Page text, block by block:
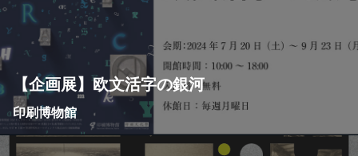
【企画展】欧文活字の銀河
印刷博物館